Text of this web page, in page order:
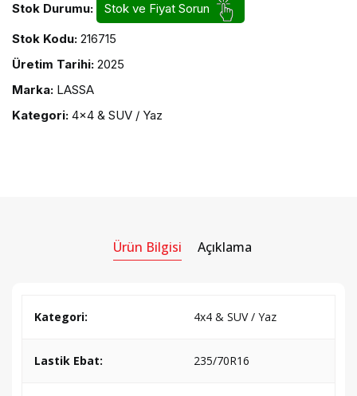
Stok Durumu:
Stok ve Fiyat Sorun
Stok Kodu: 216715
Üretim Tarihi: 2025
Marka: LASSA
Kategori: 4x4 & SUV / Yaz
Ürün Bilgisi Açıklama
Kategori: 4x4 & SUV / Yaz
Lastik Ebat: 235/70R16